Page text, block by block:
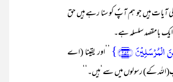
کی آیات ہیں جو ہم آپؐ کو سنا رہے ہیں حق
بامقصد سلسلہ ہے۔
﴿۲۵۲﴾}
’’اور یقینا (اے
کے) رسولوں میں سے‘ہیں۔‘‘